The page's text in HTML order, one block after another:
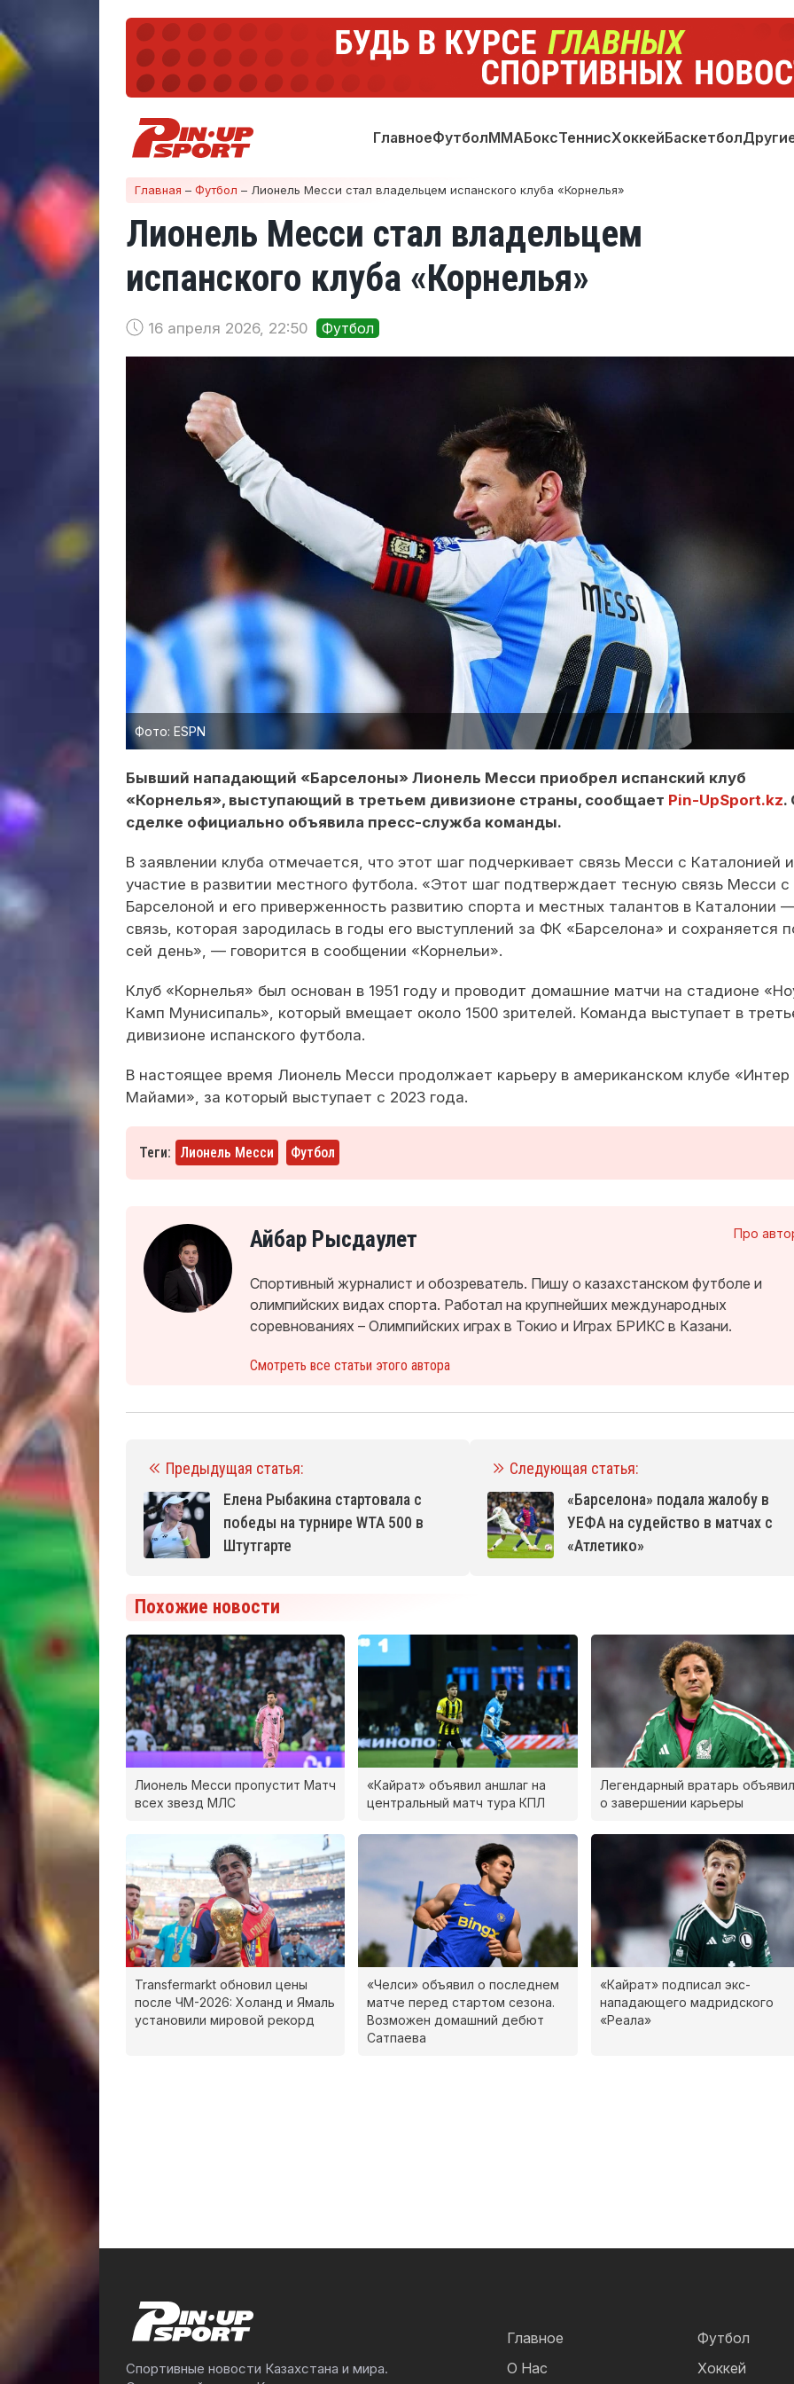
ГлавноеФутболММАБоксТеннисХоккейБаскетбол
Главная – Футбол – Лионель Месси стал владельцем испанского клуба «Корнелья»
Лионель Месси стал владельцем
испанского клуба «Корнелья»
16 апреля 2026, 22:50 Футбол
Фото: ESPN
Бывший нападающий «Барселоны» Лионель Месси приобрел испанский клуб
«Корнелья», выступающий в третьем дивизионе страны, сообщает Pin-UpSport.kz.
сделке официально объявила пресс-служба команды.
В заявлении клуба отмечается, что этот шаг подчеркивает связь Месси с Каталонией
участие в развитии местного футбола. «Этот шаг подтверждает тесную связь Месси с
Барселоной и его приверженность развитию спорта и местных талантов в Каталонии
связь, которая зародилась в годы его выступлений за ФК «Барселона» и сохраняется
сей день», — говорится в сообщении «Корнельи».
Клуб «Корнелья» был основан в 1951 году и проводит домашние матчи на стадионе
Камп Мунисипаль», который вмещает около 1500 зрителей. Команда выступает в
дивизионе испанского футбола.
В настоящее время Лионель Месси продолжает карьеру в американском клубе «Интер
Майами», за который выступает с 2023 года.
Теги: Лионель Месси Футбол
Про
Айбар Рысдаулет
Спортивный журналист и обозреватель. Пишу о казахстанском футболе и
олимпийских видах спорта. Работал на крупнейших международных
соревнованиях – Олимпийских играх в Токио и Играх БРИКС в Казани.
Смотреть все статьи этого автора
Предыдущая статья:
Елена Рыбакина стартовала с
победы на турнире WTA 500 в
Штутгарте
Следующая статья:
«Барселона» подала жалобу в
УЕФА на судейство в матчах с
«Атлетико»
Похожие новости
Лионель Месси пропустит Матч
всех звезд МЛС
«Кайрат» объявил аншлаг на
центральный матч тура КПЛ
Легендарный вратарь объявил
о завершении карьеры
Transfermarkt обновил цены
после ЧМ-2026: Холанд и Ямаль
установили мировой рекорд
«Челси» объявил о последнем
матче перед стартом сезона.
Возможен домашний дебют
Сатпаева
«Кайрат» подписал экс-
нападающего мадридского
«Реала»
Спортивные новости Казахстана и мира.
Главное
О Нас
Футбол
Хоккей